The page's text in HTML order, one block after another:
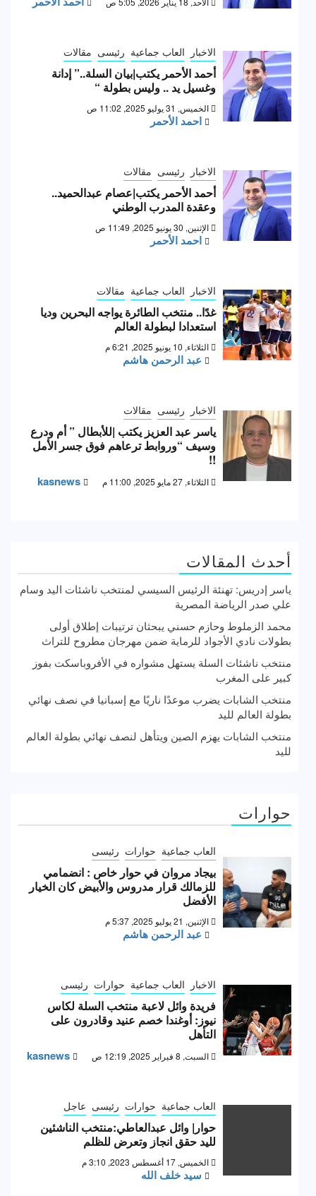
الاخبار العاب جماعية رئيسى مقالات
أحمد الأحمر يكتب|بيان السلة..” إدانة
وغسيل يد .. وليس بطولة “
الخميس, 31 يوليو 2025, 11:02 ص
احمد الأحمر
الاخبار رئيسى مقالات
أحمد الأحمر يكتب|عصام عبدالحميد..
وعقدة المدرب الوطني
الإثنين, 30 يونيو 2025, 11:49 ص
احمد الأحمر
الاخبار العاب جماعية مقالات
غدًا.. منتخب الطائرة يواجه البحرين وديا
استعدادا لبطولة العالم
الثلاثاء, 10 يونيو 2025, 6:21 م
عبد الرحمن هاشم
الاخبار رئيسى مقالات
ياسر عبد العزيز يكتب |للأبطال ” أم ودرع
وسيف “وروابط ترعاهم فوق جسر الأمل
!!
الثلاثاء, 27 مايو 2025, 11:00 م kasnews
أحدث المقالات
ياسر إدريس: تهنئة الرئيس السيسي لمنتخب ناشئات اليد وسام
علي صدر الرياضة المصرية
محمد الزملوط وحازم حسني يبحثان ترتيبات إطلاق أولى
بطولات نادي الأجواد للرماية ضمن مهرجان مطروح للتراث
منتخب ناشئات السلة يستهل مشواره في الأفروباسكت بفوز
كبير على المغرب
منتخب الشابات يضرب موعدًا ناريًا مع إسبانيا في نصف نهائي
بطولة العالم لليد
منتخب الشابات يهزم الصين ويتأهل لنصف نهائي بطولة العالم
لليد
حوارات
العاب جماعية حوارات رئيسى
بيجاد مروان في حوار خاص : انضمامي
للزمالك قرار مدروس والأبيض كان الخيار
الأفضل
الإثنين, 21 يوليو 2025, 5:37 م
عبد الرحمن هاشم
الاخبار العاب جماعية حوارات رئيسى
فريدة وائل لاعبة منتخب السلة لكاس
نيوز: أوغندا خصم عنيد وقادرون على
التأهل
السبت, 8 فبراير 2025, 12:19 ص kasnews
العاب جماعية حوارات رئيسى عاجل
حوار| وائل عبدالعاطي:منتخب الناشئين
لليد حقق انجاز وتعرض للظلم
الخميس, 17 أغسطس 2023, 3:10 م
سيد خلف الله